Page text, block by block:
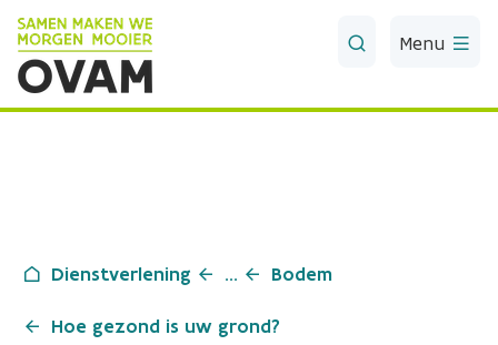
Skip to Main Content
Menu
Dienstverlening ... Bodem
Hoe gezond is uw grond?